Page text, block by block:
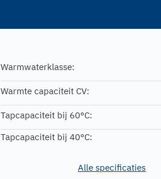
Warmwaterklasse:
Warmte capaciteit CV:
Tapcapaciteit bij 60°C:
Tapcapaciteit bij 40°C:
Alle specificaties